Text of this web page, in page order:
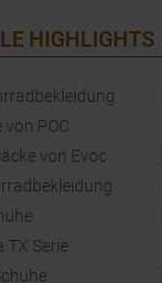
HIGHLIGHTS
von POC
von Evoc
TX Serie